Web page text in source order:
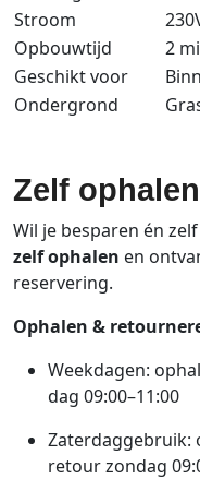
Stroom
Opbouwtijd
2
Geschiktvoor
Ondergrond
Zelf
Wil je besparen én
zelf ophalen en
reservering.
Ophalen &
Weekdagen:
dag 09:00–11:00
Zaterdaggebruik:
retour zondag